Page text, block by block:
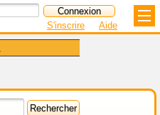
S'inscrire Aide